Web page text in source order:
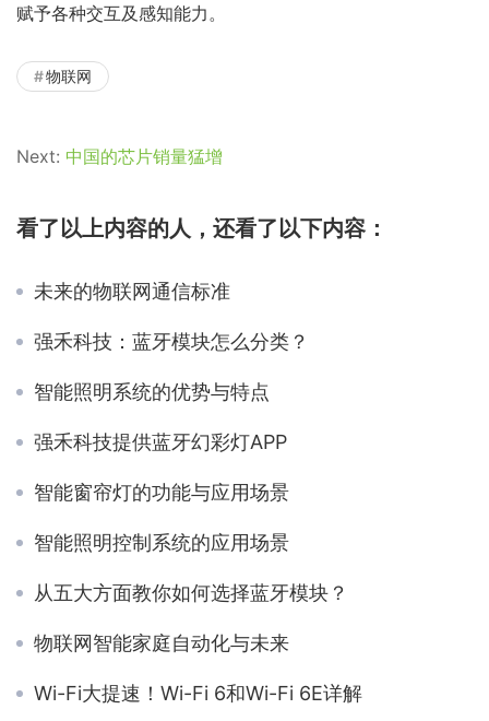
赋予各种交互及感知能力。
物联网
Next: 中国的芯片销量猛增
看了以上内容的人，还看了以下内容：
未来的物联网通信标准
强禾科技：蓝牙模块怎么分类？
智能照明系统的优势与特点
强禾科技提供蓝牙幻彩灯APP
智能窗帘灯的功能与应用场景
智能照明控制系统的应用场景
从五大方面教你如何选择蓝牙模块？
物联网智能家庭自动化与未来
Wi-Fi大提速！Wi-Fi 6和Wi-Fi 6E详解